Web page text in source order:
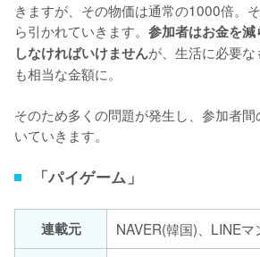
きますが、その物価は通常の1000倍。
ら引かれていきます。 参加者はお金を
しなければいけませんが、生活に必要
も相当な金額に。
そのため多くの問題が発生し、参加者
いていきます。
「パイゲーム」
連載元
NAVER(韓国)、LINEマ